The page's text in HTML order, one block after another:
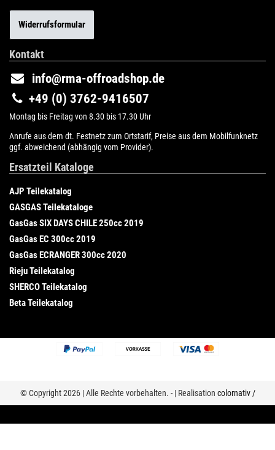
Widerrufsformular
Kontakt
info@rma-offroadshop.de
+49 (0) 3762-9416507
Montag bis Freitag von 8.30 bis 17.30 Uhr
Anrufe aus dem dt. Festnetz zum Ortstarif, Preise aus dem Mobilfunknetz
ggf. abweichend (abhängig vom Provider).
Ersatzteil Kataloge
AJP Teilekatalog
GASGAS Teilekataloge
GasGas SIX DAYS CHILE 250cc 2019
GasGas EC 300cc 2019
GasGas ECRANGER 300cc 2020
Rieju Teilekatalog
SHERCO Teilekatalog
Beta Teilekatalog
© Copyright 2026 | Alle Rechte vorbehalten. - | Realisation colornativ /